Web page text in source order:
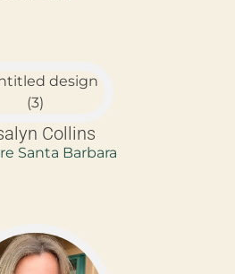
Collins
Santa Barbara